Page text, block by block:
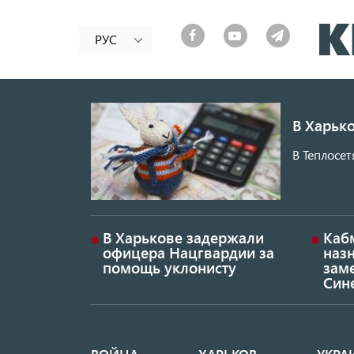
РУС
В
В
В Харькове задержали
офицера Нацгвардии за
помощь уклонисту